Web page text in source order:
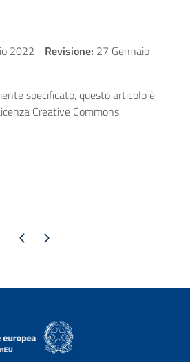
2022 - Revisione: 27 Gennaio
specificato, questo articolo è
Creative Commons
precedente
Pagina successiva